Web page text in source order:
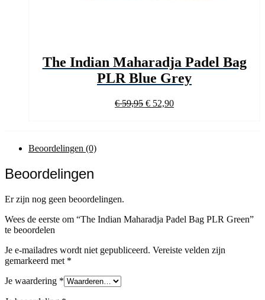
The Indian Maharadja Padel Bag
PLR Blue Grey
€59,95 Oorspronkelijke
€ 52,90Huidige
Beoordelingen (0)
Beoordelingen
Er zijn nog geen beoordelingen.
Wees de eerste om “The Indian Maharadja Padel Bag PLR Green”
te beoordelen
Je e-mailadres wordt niet gepubliceerd. Vereiste velden zijn
gemarkeerd met *
Je waardering *